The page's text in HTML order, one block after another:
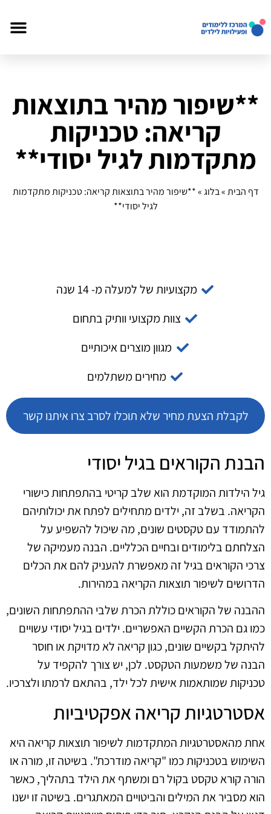
**שיפור מהיר בתוצאות
קריאה: טכניקות
מתקדמות לגיל יסודי**
דף הבית»בלוג»**שיפור מהיר בתוצאות קריאה: טכניקות מתקדמות
לגיל יסודי**
מקצועיות של למעלה מ- 14 שנה
צוות מקצועי וותיק בתחום
מגוון מוצרים איכותיים
מחירים משתלמים
לקבלת הצעת מחיר שלא תוכלו לסרב צרו איתנו קשר
הבנת הקוראים בגיל יסודי
גיל הילדות המוקדמת הוא שלב קריטי בהתפתחות כישורי
הקריאה. בשלב זה, ילדים מתחילים לפתח את יכולותיהם
להתמודד עם טקסטים שונים, מה שיכול להשפיע על
הצלחתם בלימודים ובחיים הכלליים. הבנה מעמיקה של
צרכי הקוראים בגיל זה מאפשרת להעניק להם את הכלים
הדרושים לשיפור תוצאות הקריאה במהירות.
ההבנה של הקוראים כוללת הכרת שלבי ההתפתחות השונים,
כמו גם הכרת הקשיים האפשריים. ילדים בגיל יסודי עשויים
להיתקל בקשיים שונים, כגון קריאה לא מדויקת או חוסר
הבנה של משמעות הטקסט. לכן, יש צורך להקפיד על
טכניקות שמותאמות אישית לכל ילד, בהתאם לרמתו ולצרכיו.
אסטרטגיות קריאה אפקטיביות
אחת מהאסטרטגיות המתקדמות לשיפור תוצאות קריאה היא
השימוש בטכניקות כמו "קריאה מודרכת". בשיטה זו, מורה או
הורה קורא טקסט בקול רם ומשתף את הילד בתהליך, כאשר
הוא מסביר את המילים והביטויים המאתגרים. בשיטה זו ישנו